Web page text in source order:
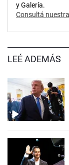
y Galería.
Consultá
LEÉ ADEMÁS